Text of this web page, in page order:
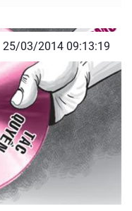
25/03/2014 09:13:19